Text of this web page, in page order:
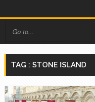
TAG : STONE ISLAND